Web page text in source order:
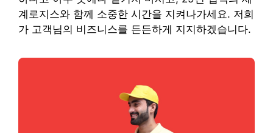
계로지스와 함께 소중한 시간을 지켜나가세요. 저희
가 고객님의 비즈니스를 든든하게 지지하겠습니다.